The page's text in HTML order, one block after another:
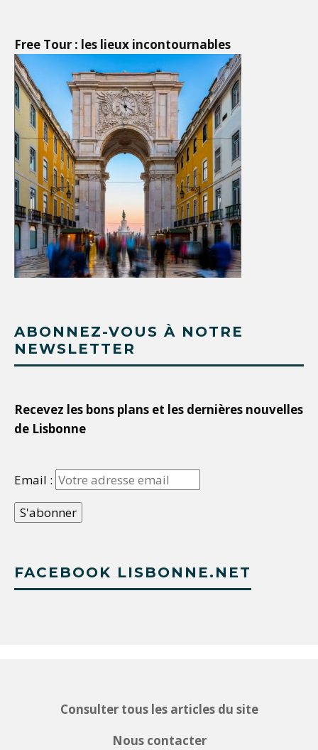
Free Tour : les lieux incontournables
ABONNEZ-VOUS À NOTRE
NEWSLETTER
Recevez les bons plans et les dernières nouvelles
de Lisbonne
Email :
FACEBOOK LISBONNE.NET
Consulter tous les articles du site
Nous contacter